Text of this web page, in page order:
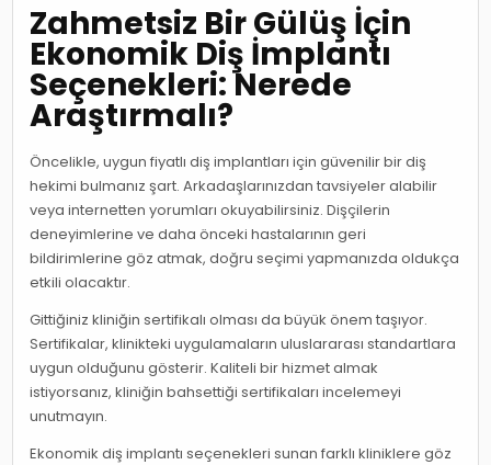
Zahmetsiz Bir Gülüş İçin
Ekonomik Diş İmplantı
Seçenekleri: Nerede
Araştırmalı?
Öncelikle, uygun fiyatlı diş implantları için güvenilir bir diş
hekimi bulmanız şart. Arkadaşlarınızdan tavsiyeler alabilir
veya internetten yorumları okuyabilirsiniz. Dişçilerin
deneyimlerine ve daha önceki hastalarının geri
bildirimlerine göz atmak, doğru seçimi yapmanızda oldukça
etkili olacaktır.
Gittiğiniz kliniğin sertifikalı olması da büyük önem taşıyor.
Sertifikalar, klinikteki uygulamaların uluslararası standartlara
uygun olduğunu gösterir. Kaliteli bir hizmet almak
istiyorsanız, kliniğin bahsettiği sertifikaları incelemeyi
unutmayın.
Ekonomik diş implantı seçenekleri sunan farklı kliniklere göz